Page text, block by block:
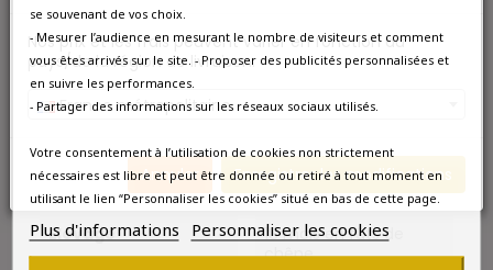
Nos prix et les frais peuvent varier en fonction du
pays/de la région de livraison.
France métropolitaine
Annuler Enregistrer les modifications
Cépage Dominant
Cépages
Merlot 88%, Cabernet
avec remontages et
macérations
contrôlées.
Elevage
18 mois en fûts de
chêne.
se souvenant de vos choix.
- Mesurer l’audience en mesurant le nombre de visiteurs et comment
vous êtes arrivés sur le site. - Proposer des publicités personnalisées et
en suivre les performances.
- Partager des informations sur les réseaux sociaux utilisés.
Votre consentement à l’utilisation de cookies non strictement
nécessaires est libre et peut être donnée ou retiré à tout moment en
utilisant le lien “Personnaliser les cookies” situé en bas de cette page.
Plus d'informations Personnaliser les cookies